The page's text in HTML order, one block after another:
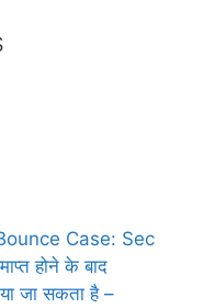
Case: Sec
होने के बाद
जा सकता है –